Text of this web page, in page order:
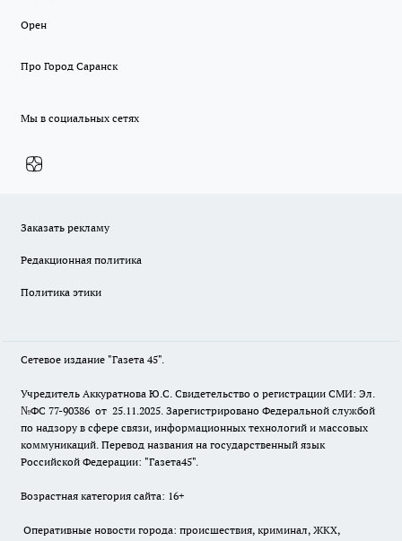
Орен
Про Город Саранск
Мы в социальных сетях
Заказать рекламу
Редакционная политика
Политика этики
Сетевое издание "Газета 45".
Учредитель Аккуратнова Ю.С. Свидетельство о регистрации СМИ: Эл.
№ФС 77-90386 от 25.11.2025. Зарегистрировано Федеральной службой
по надзору в сфере связи, информационных технологий и массовых
коммуникаций. Перевод названия на государственный язык
Российской Федерации: "Газета45".
Возрастная категория сайта: 16+
Оперативные новости города: происшествия, криминал, ЖКХ,